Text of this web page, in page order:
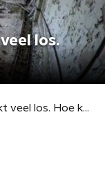
los.
Serie 'Chernobyl' maakt veel los. Hoe komt dat?